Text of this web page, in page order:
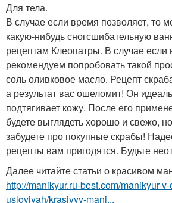
Для тела.
В случае если время позволяет, то
какую-нибудь сногсшибательную
рецептам Клеопатры. В случае если
рекомендуем попробовать такой
соль оливковое масло. Рецепт
а результат вас ошеломит! Он
подтягивает кожу. После его
будете выглядеть хорошо и свежо,
забудете про покупные скрабы!
рецепты вам пригодятся. Будьте
Далее читайте статьи о красивом
http://manikyur.ru-best.com/manikyur-
usloviyah/krasivyy-mani...